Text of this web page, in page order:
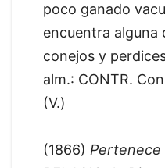
poco ganado
encuentra alguna
conejos y
alm.: CONTR.
(V.)
(1866) Pertenece